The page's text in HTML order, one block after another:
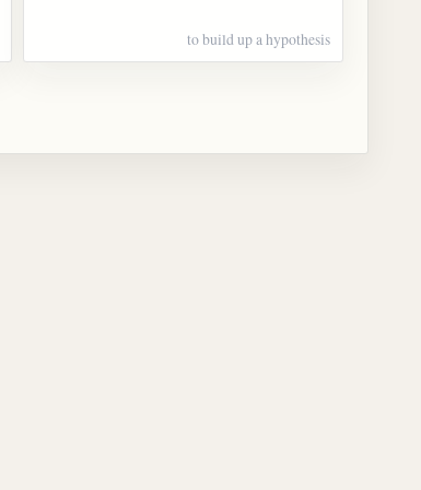
to build up a hypothesis